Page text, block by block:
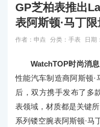
GP芝柏表推出
表阿斯顿·马丁
作者：申垚 分类： 手表 日期
WatchTOP时尚消息
性能汽车制造商阿斯顿·
后，双方携手发布了多
表领域，材质都是关键
系列镂空腕表阿斯顿·马